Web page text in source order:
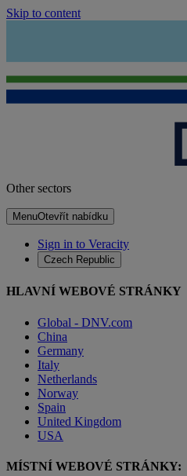
Skip to content
Other sectors
MenuOtevřít nabídku
Sign in to Veracity
Czech Republic
HLAVNÍ WEBOVÉ STRÁNKY
Global - DNV.com
China
Germany
Italy
Netherlands
Norway
Spain
United Kingdom
USA
MÍSTNÍ WEBOVÉ STRÁNKY: